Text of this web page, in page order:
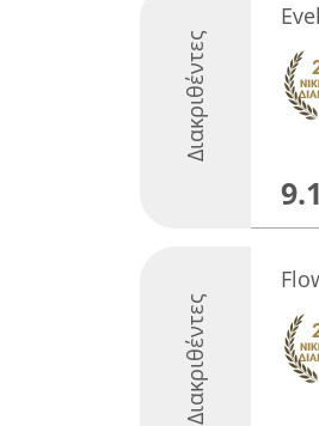
Διακριθέντες
9.1
Διακριθέντες